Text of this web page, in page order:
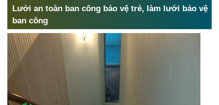
Lưới an toàn ban công bảo vệ trẻ, làm lưới bảo vệ
ban công